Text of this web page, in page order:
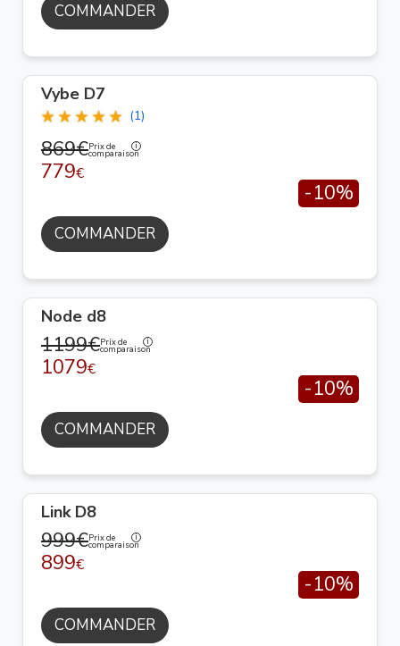
COMMANDER
Vybe D7
(1)
869€Prix de
comparaison
779€
-10%
COMMANDER
Node d8
1199€Prix de
comparaison
1079€
-10%
COMMANDER
Link D8
999€Prix de
comparaison
899€
-10%
COMMANDER